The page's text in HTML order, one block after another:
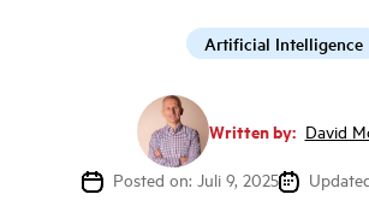
Artificial Intelligence
Written by: David
Posted on: Juli 9, 2025